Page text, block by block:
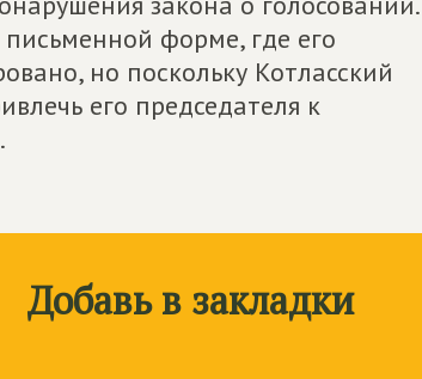
форме, где его
но поскольку Котласский
его председателя к
Добавь в закладки